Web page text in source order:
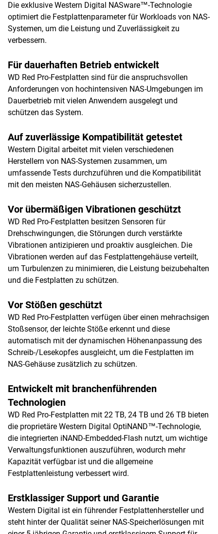
Die exklusive Western Digital NASware™-Technologie
optimiert die Festplattenparameter für Workloads von NAS-
Systemen, um die Leistung und Zuverlässigkeit zu
verbessern.
Für dauerhaften Betrieb entwickelt
WD Red Pro-Festplatten sind für die anspruchsvollen
Anforderungen von hochintensiven NAS-Umgebungen im
Dauerbetrieb mit vielen Anwendern ausgelegt und
schützen das System.
Auf zuverlässige Kompatibilität getestet
Western Digital arbeitet mit vielen verschiedenen
Herstellern von NAS-Systemen zusammen, um
umfassende Tests durchzuführen und die Kompatibilität
mit den meisten NAS-Gehäusen sicherzustellen.
Vor übermäßigen Vibrationen geschützt
WD Red Pro-Festplatten besitzen Sensoren für
Drehschwingungen, die Störungen durch verstärkte
Vibrationen antizipieren und proaktiv ausgleichen. Die
Vibrationen werden auf das Festplattengehäuse verteilt,
um Turbulenzen zu minimieren, die Leistung beizubehalten
und die Festplatten zu schützen.
Vor Stößen geschützt
WD Red Pro-Festplatten verfügen über einen mehrachsigen
Stoßsensor, der leichte Stöße erkennt und diese
automatisch mit der dynamischen Höhenanpassung des
Schreib-/Lesekopfes ausgleicht, um die Festplatten im
NAS-Gehäuse zusätzlich zu schützen.
Entwickelt mit branchenführenden
Technologien
WD Red Pro-Festplatten mit 22 TB, 24 TB und 26 TB bieten
die proprietäre Western Digital OptiNAND™-Technologie,
die integrierten iNAND-Embedded-Flash nutzt, um wichtige
Verwaltungsfunktionen auszuführen, wodurch mehr
Kapazität verfügbar ist und die allgemeine
Festplattenleistung verbessert wird.
Erstklassiger Support und Garantie
Western Digital ist ein führender Festplattenhersteller und
steht hinter der Qualität seiner NAS-Speicherlösungen mit